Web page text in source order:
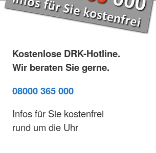
Kostenlose DRK-Hotline.
Wir beraten Sie gerne.
08000 365 000
Infos für Sie kostenfrei
rund um die Uhr